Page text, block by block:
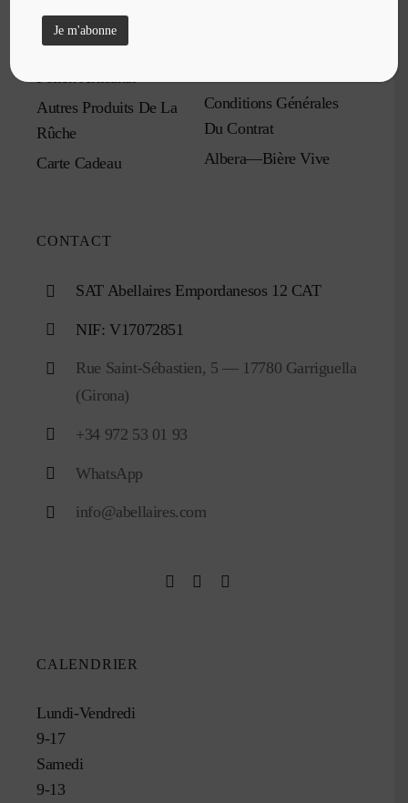
Miel Monofloral
Miel Polyfloral
Pollen Artisanal
Autres Produits De La
Rûche
Carte Cadeau
Conditions Générales
Du Contrat
Albera—Bière Vive
CONTACT
SAT Abellaires Empordanesos 12 CAT
NIF: V17072851
Rue Saint-Sébastien, 5 — 17780 Garriguella
(Girona)
+34 972 53 01 93
WhatsApp
info@abellaires.com
CALENDRIER
Lundi-Vendredi
9-17
Samedi
9-13